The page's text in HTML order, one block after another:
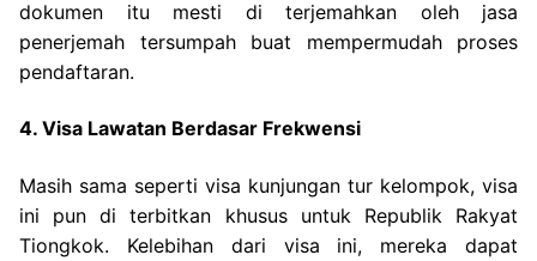
dokumen itu mesti di terjemahkan oleh jasa
penerjemah tersumpah buat mempermudah proses
pendaftaran.
4. Visa Lawatan Berdasar Frekwensi
Masih sama seperti visa kunjungan tur kelompok, visa
ini pun di terbitkan khusus untuk Republik Rakyat
Tiongkok. Kelebihan dari visa ini, mereka dapat